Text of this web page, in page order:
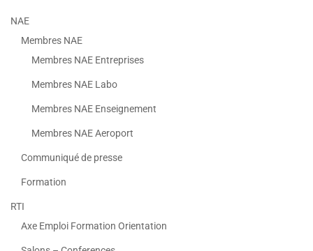
NAE
Membres NAE
Membres NAE Entreprises
Membres NAE Labo
Membres NAE Enseignement
Membres NAE Aeroport
Communiqué de presse
Formation
RTI
Axe Emploi Formation Orientation